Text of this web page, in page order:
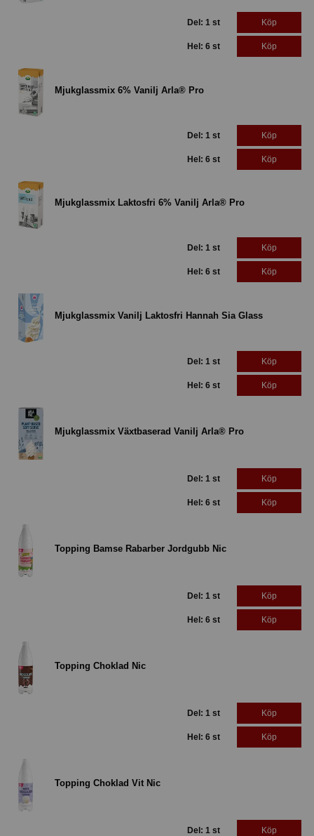
Del: 1 st Köp
Hel: 6 st Köp
Mjukglassmix 6% Vanilj Arla® Pro
Del: 1 st Köp
Hel: 6 st Köp
Mjukglassmix Laktosfri 6% Vanilj Arla® Pro
Del: 1 st Köp
Hel: 6 st Köp
Mjukglassmix Vanilj Laktosfri Hannah Sia Glass
Del: 1 st Köp
Hel: 6 st Köp
Mjukglassmix Växtbaserad Vanilj Arla® Pro
Del: 1 st Köp
Hel: 6 st Köp
Topping Bamse Rabarber Jordgubb Nic
Del: 1 st Köp
Hel: 6 st Köp
Topping Choklad Nic
Del: 1 st Köp
Hel: 6 st Köp
Topping Choklad Vit Nic
Del: 1 st Köp